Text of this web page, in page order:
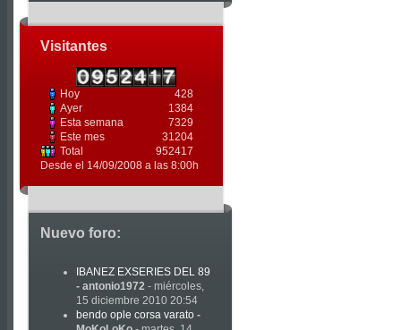
Visitantes
Hoy
428
Ayer
1384
Esta semana
7329
Este mes
31204
Total
952417
Desde el 14/09/2008 a las 8:00h
Nuevo foro:
IBANEZ EXSERIES DEL 89
- antonio1972 - miércoles,
15 diciembre 2010 20:54
bendo ople corsa varato -